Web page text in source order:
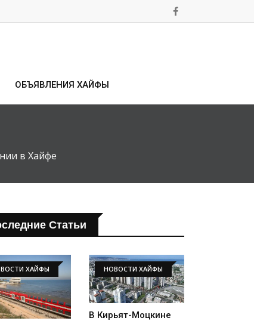
ОБЪЯВЛЕНИЯ ХАЙФЫ
в Хайфе
Статьи
ХАЙФЫ НОВОСТИ ХАЙФЫ
В Кирьят-Моцкине